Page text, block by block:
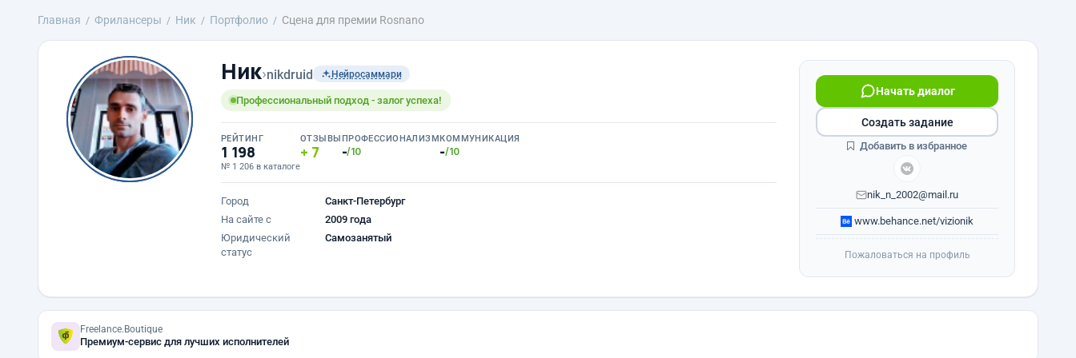
Главная Фрилансеры Ник Портфолио Сцена для премии Rosnano
Ник›nikdruid Нейросаммари
Профессиональный подход - залог успеха!
РЕЙТИНГ
1 198
№ 1 206 в каталоге
ОТЗЫВЫ
7
ПРОФЕССИОНАЛИЗМ
-/10
КОММУНИКАЦИЯ
-/10
Город
Санкт-Петербург
На сайте с
2009 года
Юридический
статус
Самозанятый
Начать диалог
nik_n_2002@mail.ru
www.behance.net/vizionik
Создать задание
Добавить в избранное
Пожаловаться на профиль
Freelance.Boutique
Премиум-сервис для лучших исполнителей